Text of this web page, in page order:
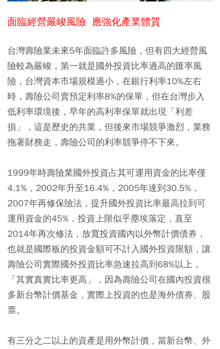
面臨經營嚴峻風險 應強化產業體質
台灣壽險業未來5年面臨許多風險，但有四大經營風
險較為嚴峻，第一就是國外投資比率過高的匯率風
險，台灣資本市場規模過小，在銀行利率10%左右
時，壽險公司賣預定利率8%的保單，但在台灣步入
低利率環境後，早年的高利率保單就出現「利差
損」，這是歷史的共業，但後來市場競爭激烈，業務
拖著財務走，壽險公司的利率競爭停不下來。
1999年時壽險業國外投資占其可運用資金的比率僅
4.1%，2002年升至16.4%，2005年達到30.5%，
2007年再修保險法，提升國外投資比率最高拉到可
運用資金的45%，投資上限似乎塵埃落定，直至
2014年再次修法，放寬投資國內以外幣計價債券，
也就是國際板的投資金額可不計入國外投資限額，讓
壽險公司實際國外投資比率急速拉高到68%以上，
「其實真實比率更高」，因為壽險公司在國內投資很
多新台幣計價基金，實際上投資的也是海外債券、股
票。
有三分之二以上的資產是用外幣計價，當新台幣、外